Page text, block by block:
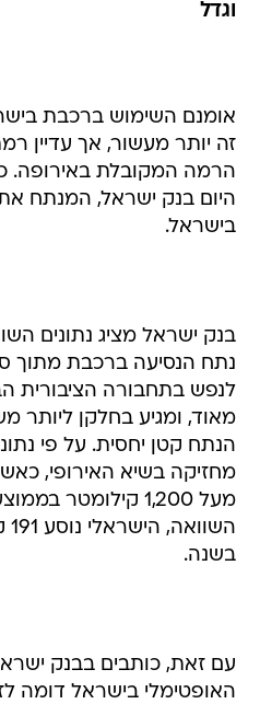
וגדל
אומנם השימוש ברכבת
זה יותר מעשור, אך עדיין
הרמה המקובלת באירופה.
היום בנק ישראל, המנתח
בישראל.
בנק ישראל מציג נתונים
נתח הנסיעה ברכבת מתוך
לנפש בתחבורה הציבורית
מאוד, ומגיע בחלקן ליותר
הנתח קטן יחסית. על פי
מחזיקה בשיא האירופי,
מעל 1,200
בשנה.
עם זאת, כותבים בבנק
האופטימלי בישראל דומה